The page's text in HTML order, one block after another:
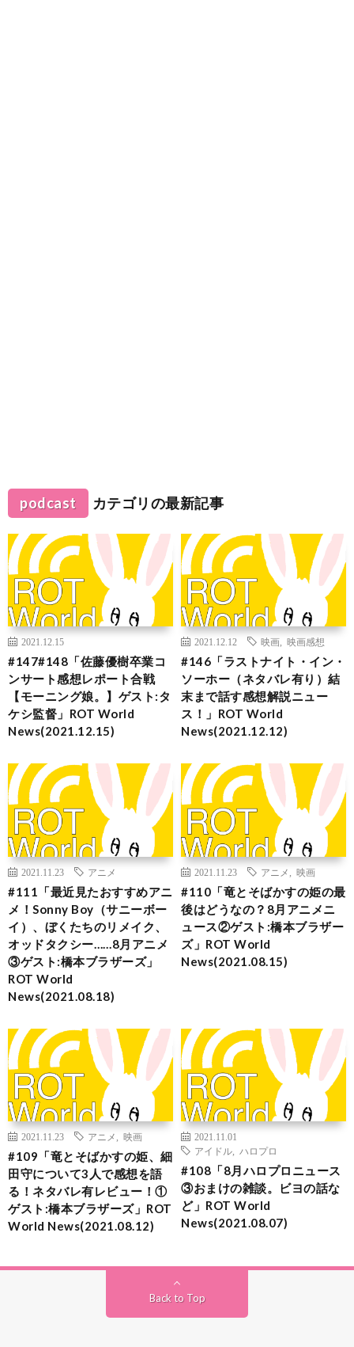
podcast カテゴリの最新記事
2021.12.15
#147#148「佐藤優樹卒業コ
ンサート感想レポート合戦
【モーニング娘。】ゲスト:タ
ケシ監督」ROT World
News(2021.12.15)
2021.12.12 映画 映画感想
#146「ラストナイト・イン・
ソーホー（ネタバレ有り）結
末まで話す感想解説ニュー
ス！」ROT World
News(2021.12.12)
2021.11.23 アニメ
#111「最近見たおすすめアニ
メ！Sonny Boy（サニーボー
イ）、ぼくたちのリメイク、
オッドタクシー……8月アニメ
③ゲスト:橋本ブラザーズ」
ROT World
News(2021.08.18)
2021.11.23 アニメ 映画
#110「竜とそばかすの姫の最
後はどうなの？8月アニメニ
ュース②ゲスト:橋本ブラザー
ズ」ROT World
News(2021.08.15)
2021.11.23 アニメ 映画
#109「竜とそばかすの姫、細
田守について3人で感想を語
る！ネタバレ有レビュー！①
ゲスト:橋本ブラザーズ」ROT
World News(2021.08.12)
2021.11.01
アイドル
ハロプロ
#108「8月ハロプロニュース
③おまけの雑談。ビヨの話な
ど」ROT World
News(2021.08.07)
Back to Top